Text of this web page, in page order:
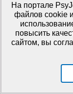
вероятностью
[Wright, 2002].
Что касается
зависимостей,
бездомных
– депрессией,
Торонто, у
На портале
файлов cookie
повысить
сайтом, вы